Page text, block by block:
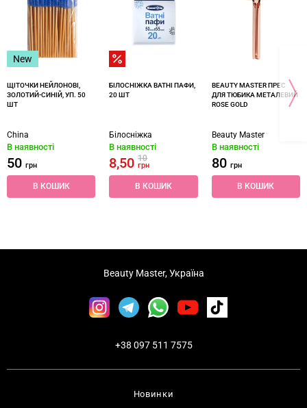
New
ЩІТОЧКИ НЕЙЛОНОВІ,
ЗОЛОТИЙ-СИНІЙ, УП. 50
ШТ
China
В наявності
50 грн
В КОШИК
БІЛОСНІЖКА ВАТНІ ПАФИ,
20 ШТ
Білосніжка
В наявності
8,5010
грн
В КОШИК
BEAUTY MASTER ПРЕС
ДЛЯ ТЮБИКА МЕТАЛЕВИЙ
ROSE GOLD
Beauty Master
В наявності
80 грн
В КОШИК
Новинки
Beauty Master, Україна
+38 097 511 7575